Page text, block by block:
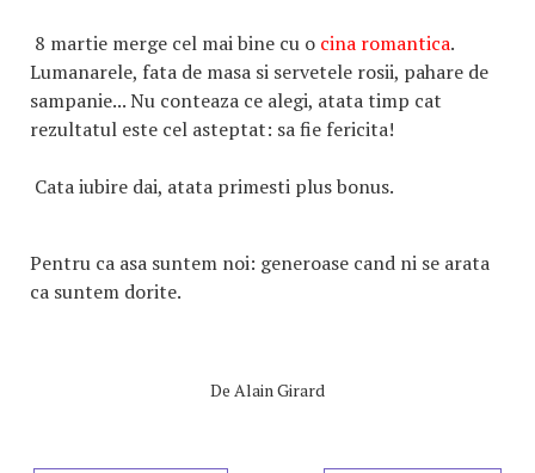
8 martie merge cel mai bine cu o cina romantica.
Lumanarele, fata de masa si servetele rosii, pahare de
sampanie... Nu conteaza ce alegi, atata timp cat
rezultatul este cel asteptat: sa fie fericita!
Cata iubire dai, atata primesti plus bonus.
Pentru ca asa suntem noi: generoase cand ni se arata
ca suntem dorite.
De Alain Girard